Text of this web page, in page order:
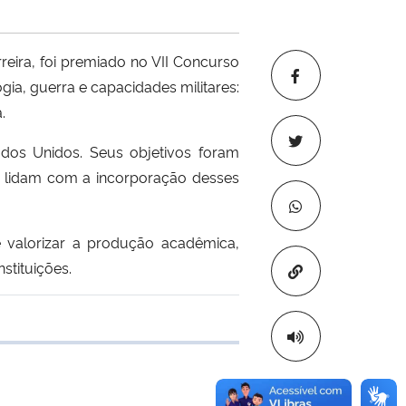
Copiar para
foi premiado no VII Concurso
guerra e capacidades militares:
Unidos. Seus objetivos foram
com a incorporação desses
a produção acadêmica,
transferência